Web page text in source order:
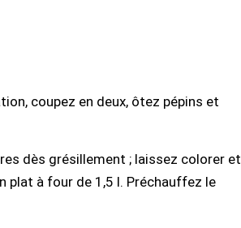
coupez en deux, ôtez pépins et
dès grésillement ; laissez colorer et
plat à four de 1,5 l. Préchauffez le